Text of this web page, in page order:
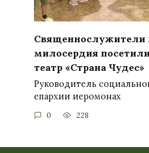
Священнослужители
милосердия
театр «Страна Чудес»
Руководитель
епархии иеромонах
0 228